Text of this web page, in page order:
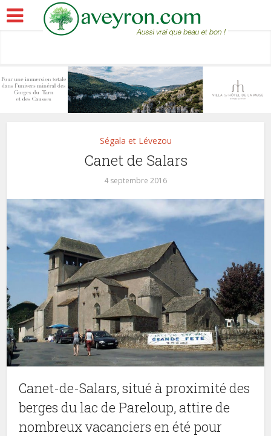
Ségala et Lévezou
Canet de Salars
4 septembre 2016
Canet-de-Salars, situé à proximité des
berges du lac de Pareloup, attire de
nombreux vacanciers en été pour